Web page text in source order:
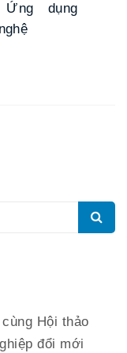
Ứng dụng
Hội thảo
đổi mới